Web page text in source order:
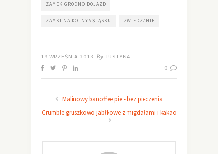
ZAMEK GRODNO DOJAZD
ZAMKI NA DOLNYMŚLĄSKU ZWIEDZANIE
19 WRZEŚNIA 2018 By JUSTYNA
0
Malinowy banoffee pie - bez pieczenia
Crumble gruszkowo jabłkowe z migdałami i kakao